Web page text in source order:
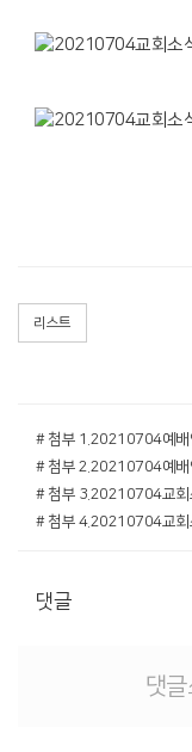
리스트
# 첨부 1.20210704예배
# 첨부 2.20210704예배
# 첨부 3.20210704교회
# 첨부 4.20210704교회
댓글
댓